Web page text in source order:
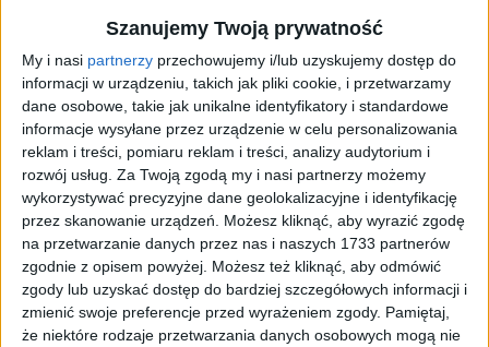
Szanujemy Twoją prywatność
My i nasi partnerzy przechowujemy i/lub uzyskujemy dostęp do
informacji w urządzeniu, takich jak pliki cookie, i przetwarzamy
dane osobowe, takie jak unikalne identyfikatory i standardowe
informacje wysyłane przez urządzenie w celu personalizowania
reklam i treści, pomiaru reklam i treści, analizy audytorium i
rozwój usług. Za Twoją zgodą my i nasi partnerzy możemy
wykorzystywać precyzyjne dane geolokalizacyjne i identyfikację
przez skanowanie urządzeń. Możesz kliknąć, aby wyrazić zgodę
na przetwarzanie danych przez nas i naszych 1733 partnerów
zgodnie z opisem powyżej. Możesz też kliknąć, aby odmówić
zgody lub uzyskać dostęp do bardziej szczegółowych informacji i
zmienić swoje preferencje przed wyrażeniem zgody. Pamiętaj,
że niektóre rodzaje przetwarzania danych osobowych mogą nie
Surron Podnóżek lewy L1E X
68,81zł68,81zł
ZOBACZ WIĘCEJ